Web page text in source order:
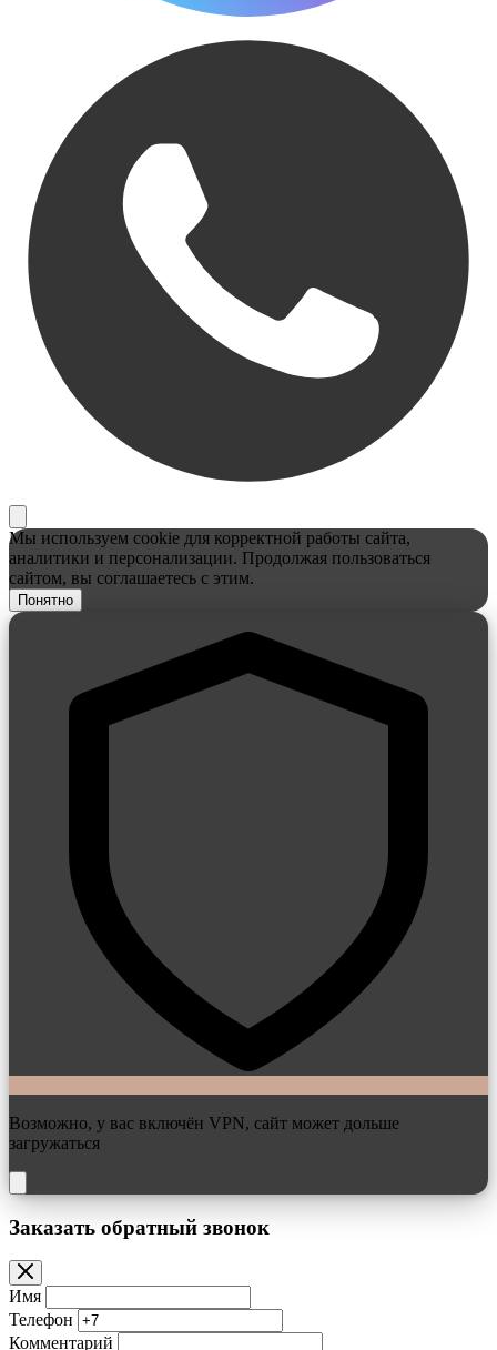
Мы используем cookie для корректной работы сайта,
аналитики и персонализации. Продолжая пользоваться
сайтом, вы соглашаетесь с этим.
Понятно
Возможно, у вас включён VPN, сайт может дольше
загружаться
Заказать обратный звонок
Имя
Телефон
Комментарий